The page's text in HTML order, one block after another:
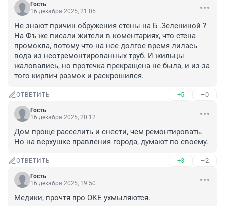
Гость
16 декабря 2025, 21:05
Не знают причин обружения стены на Б .Зелениной ?
На Фъ же писали жители в коментариях, что стена
промокла, потому что на нее долгое время лилась
вода из неотремонтированных труб. И жильцы
жаловались, но протечка прекращена не была, и из-за
того кирпич размок и раскрошился.
ОТВЕТИТЬ +5 –0
Гость
16 декабря 2025, 20:12
Дом проще расселить и снести, чем ремонтировать.
Но на верхушке правления города, думают по своему.
ОТВЕТИТЬ +3 –2
Гость
16 декабря 2025, 19:50
Медики, прочтя про ОКЕ ухмыляются.